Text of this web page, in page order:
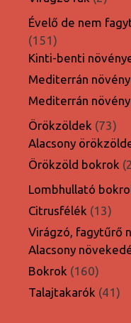
Évelő de nem
151151
termék
Kinti-benti
Mediterrán
Mediterrán
Örökzöldek 7373
Alacsony
Örökzöld bokrok
Lombhullató
Citrusfélék 1313
Virágzó, fagytűrő
Alacsony
Bokrok 160160
termék
Talajtakarók 4141